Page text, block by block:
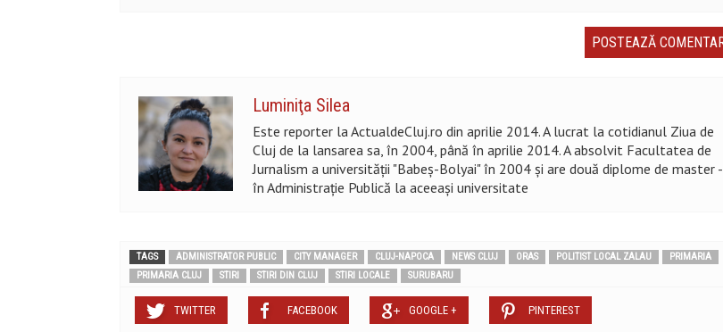
Luminiţa Silea
Este reporter la ActualdeCluj.ro din aprilie 2014. A lucrat la cotidianul Ziua de
Cluj de la lansarea sa, în 2004, până în aprilie 2014. A absolvit Facultatea de
Jurnalism a universității "Babeș-Bolyai" în 2004 şi are două diplome de master -
în Administraţie Publică la aceeaşi universitate
TAGS ADMINISTRATOR PUBLIC CITY MANAGER CLUJ-NAPOCA NEWS CLUJ ORAS POLITIST LOCAL ZALAU
PRIMARIA
PRIMARIA CLUJ
STIRI STIRI DIN CLUJ STIRI LOCALE SURUBARU
TWITTER FACEBOOK GOOGLE + PINTEREST